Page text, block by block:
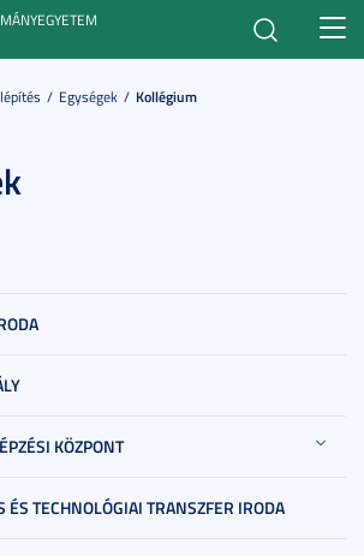
Egységek Kollégium
KÖZPONT
ÉS TECHNOLÓGIAI TRANSZFER IRODA